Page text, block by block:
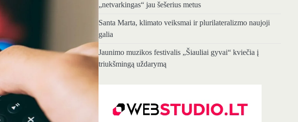
„netvarkingas“ jau šešerius metus
Santa Marta, klimato veiksmai ir plurilateralizmo naujoji
galia
Jaunimo muzikos festivalis „Šiauliai gyvai“ kviečia į
triukšmingą uždarymą